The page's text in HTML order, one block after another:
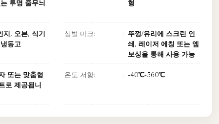
투명 줄무늬
형
지, 오븐, 식기
동고
심벌 마크:
뚜껑/유리에 스크린 인
쇄, 레이저 에칭 또는 엠
보싱을 통해 사용 가능
또는 맞춤형
로 제공됩니
온도 저항: -40℃-560℃